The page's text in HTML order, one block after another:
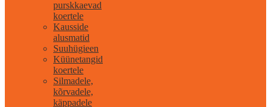
purskkaevad
koertele
Kausside
alusmatid
Suuhügieen
Küünetangid
koertele
Silmadele,
kõrvadele,
käppadele